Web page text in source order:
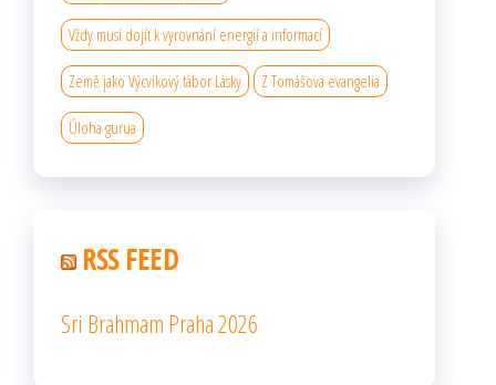
Vždy musí dojít k vyrovnání energií a informací
Země jako Výcvikový tábor Lásky Z Tomášova evangelia
Úloha gurua
RSS FEED
Sri Brahmam Praha 2026